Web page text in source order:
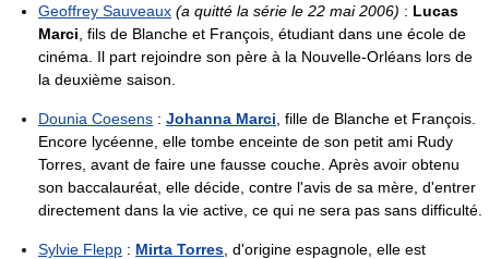
Geoffrey Sauveaux (a quitté la série le 22 mai 2006) : Lucas
Marci , fils de Blanche et François, étudiant dans une école de
cinéma. Il part rejoindre son père à la Nouvelle-Orléans lors de
la deuxième saison.
Dounia Coesens : Johanna Marci , fille de Blanche et François.
Encore lycéenne, elle tombe enceinte de son petit ami Rudy
Torres, avant de faire une fausse couche. Après avoir obtenu
son baccalauréat, elle décide, contre l'avis de sa mère, d'entrer
directement dans la vie active, ce qui ne sera pas sans difficulté.
Sylvie Flepp : Mirta Torres , d'origine espagnole, elle est